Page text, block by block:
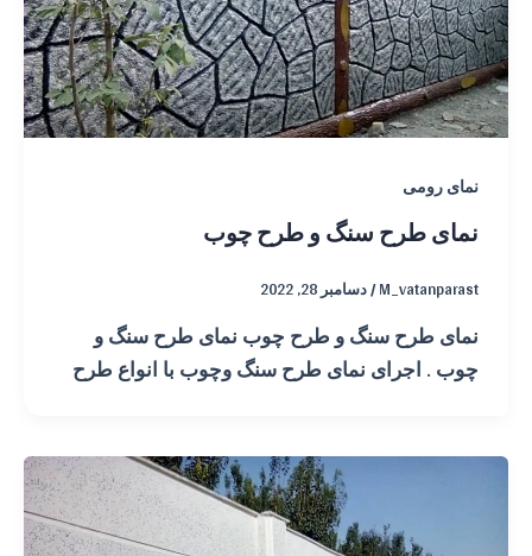
نمای رومی
نمای طرح سنگ و طرح چوب
M_vatanparast
/دسامبر 28, 2022
نمای طرح سنگ و طرح چوب نمای طرح سنگ و
چوب . اجرای نمای طرح سنگ وچوب با انواع طرح